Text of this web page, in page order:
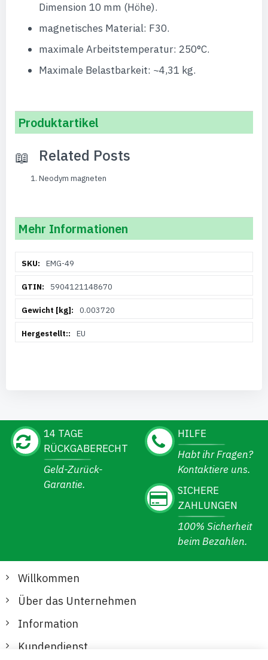
Dimension 10 mm (Höhe).
magnetisches Material: F30.
maximale Arbeitstemperatur: 250°C.
Maximale Belastbarkeit: ~4,31 kg.
Produktartikel
Related Posts
Neodym magneten
Mehr Informationen
Informationen
EMG-49
5904121148670
0.003720
EU
14 TAGE
RÜCKGABERECHT
Geld-Zurück-
Garantie.
HILFE
Habt ihr Fragen?
Kontaktiere uns.
SICHERE
ZAHLUNGEN
100% Sicherheit
beim Bezahlen.
Willkommen
Über das Unternehmen
Information
Kundendienst